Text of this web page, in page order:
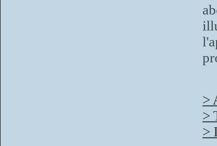
>
>
>